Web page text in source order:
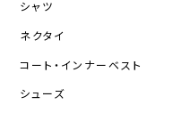
シャツ
ネクタイ
コート・インナーベスト
シューズ